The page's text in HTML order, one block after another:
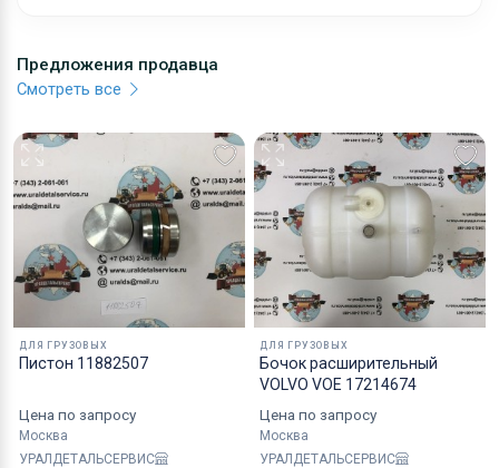
от веса посылки. Мы советуем Вам объединять
заказы. Мы не сможем объединить два отдельных
заказа и доставка будет рассчитана для каждого
них. Отправка товара будет на Вашей
ответственности, но мы позаботимся о
хрупких грузов.
Коробки оптимального размера и с
надежным уровнем защиты.
Специалисты компании готовы взять на себя все
мероприятия по оформлению документов и
перевозке вашего заказа в любой регион РФ, в
страны СНГ, Азии и ЕС.
Предложения продавца
Смотреть все
ДЛЯ ГРУЗОВЫХ
Пистон 11882507
Цена по запросу
Москва
УРАЛДЕТАЛЬСЕРВИС
ДЛЯ ГРУЗОВЫХ
Бочок расширительный
VOLVO VOE 17214674
Цена по запросу
Москва
УРАЛДЕТАЛЬСЕРВИС